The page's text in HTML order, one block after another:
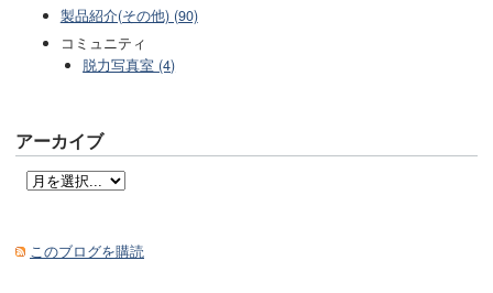
製品紹介(その他) (90)
コミュニティ
脱力写真室 (4)
アーカイブ
このブログを購読